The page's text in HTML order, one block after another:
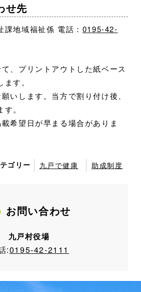
せ先
地域福祉係 電話： 0195-42-
、プリントアウトした紙ベース
す。
いします。当方で割り付け後、
。
希望日が早まる場合がありま
ゴリー 九戸で健康 助成制度
お問い合わせ
九戸村役場
:0195-42-2111